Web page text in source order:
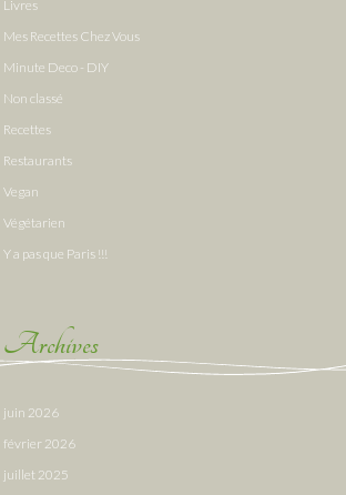
Livres
Mes Recettes Chez Vous
Minute Deco - DIY
Non classé
Recettes
Restaurants
Vegan
Végétarien
Y a pas que Paris !!!
Archives
juin 2026
février 2026
juillet 2025